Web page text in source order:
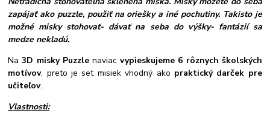
zapájať ako puzzle, použiť na oriešky a iné pochutiny. Takisto je
možné misky stohovať- dávať na seba do výšky- fantázií sa
medze nekladú.
Na3D misky Puzzlenaviacvypieskujeme 6 rôznych školských
motívov, preto je set misiek vhodný ako praktický darček pre
učiteľov.
Vlastnosti: